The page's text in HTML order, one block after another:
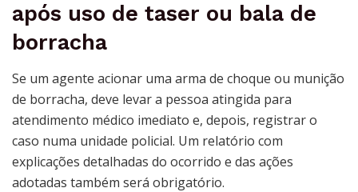
após uso de taser ou bala de
borracha
Se um agente acionar uma arma de choque ou munição
de borracha, deve levar a pessoa atingida para
atendimento médico imediato e, depois, registrar o
caso numa unidade policial. Um relatório com
explicações detalhadas do ocorrido e das ações
adotadas também será obrigatório.